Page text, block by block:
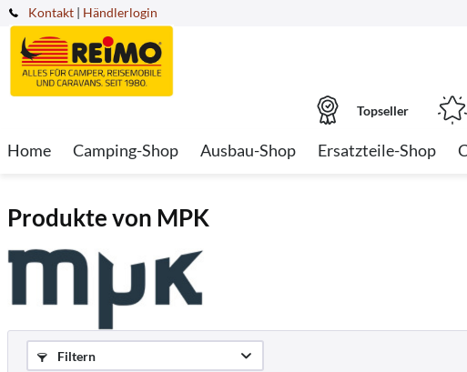
Kontakt | Händlerlogin
Topseller
Home Camping-Shop Ausbau-Shop Ersatzteile-Shop
Produkte von MPK
Filtern